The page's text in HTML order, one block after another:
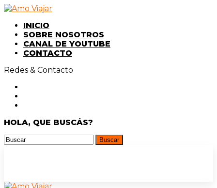
INICIO
SOBRE NOSOTROS
CANAL DE YOUTUBE
CONTACTO
Redes & Contacto
HOLA, QUE BUSCÁS?